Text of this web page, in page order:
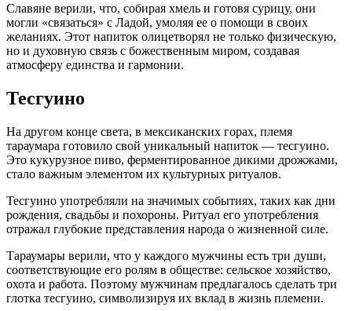
Славяне верили, что, собирая хмель и готовя сурицу, они
могли «связаться» с Ладой, умоляя ее о помощи в своих
желаниях. Этот напиток олицетворял не только физическую,
но и духовную связь с божественным миром, создавая
атмосферу единства и гармонии.
Тесгуино
На другом конце света, в мексиканских горах, племя
тараумара готовило свой уникальный напиток — тесгуино.
Это кукурузное пиво, ферментированное дикими дрожжами,
стало важным элементом их культурных ритуалов.
Тесгуино употребляли на значимых событиях, таких как дни
рождения, свадьбы и похороны. Ритуал его употребления
отражал глубокие представления народа о жизненной силе.
Тараумары верили, что у каждого мужчины есть три души,
соответствующие его ролям в обществе: сельское хозяйство,
охота и работа. Поэтому мужчинам предлагалось сделать три
глотка тесгуино, символизируя их вклад в жизнь племени.